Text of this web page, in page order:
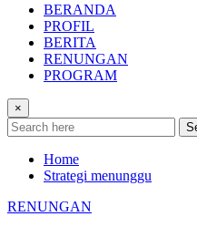
BERANDA
PROFIL
BERITA
RENUNGAN
PROGRAM
×
Home
Strategi menunggu
RENUNGAN